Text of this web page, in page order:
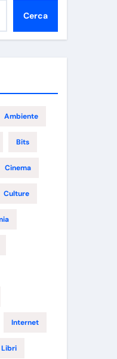
Cerca
Ambiente
Bits
Cinema
Culture
Internet
Libri